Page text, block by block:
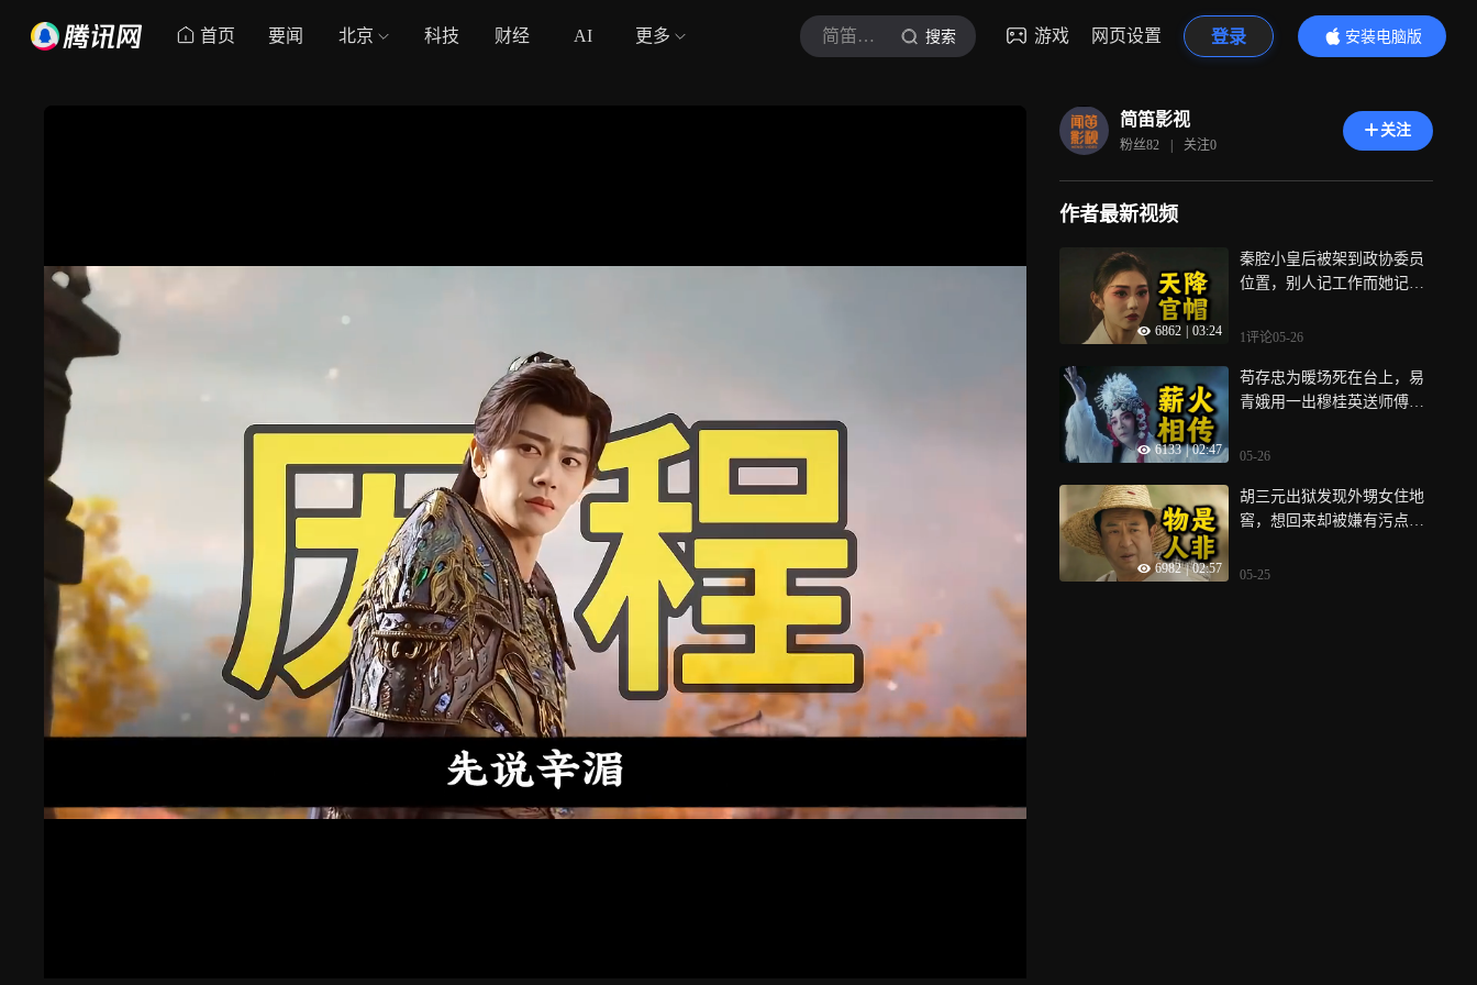
首页 要闻 北京 科技 财经 AI 更多 简笛影视 搜索 游戏 网页设置 登录
安装电脑版
内容更精彩
简笛影视
粉丝82 | 关注0
关注
作者最新视频
6862 03:24
秦腔小皇后被架到政协委员
位置，别人记工作而她记的
1评论05-26
6133 | 02:47
苟存忠为暖场死在台上，易
青娥用一出穆桂英送师傅最
05-26
6982 | 02:57
胡三元出狱发现外甥女住地
窖，想回来却被嫌有污点
05-25